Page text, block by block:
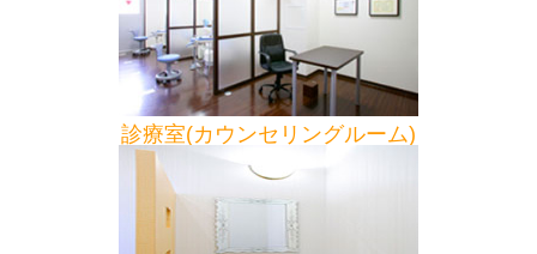
診療室(カウンセリングルーム)